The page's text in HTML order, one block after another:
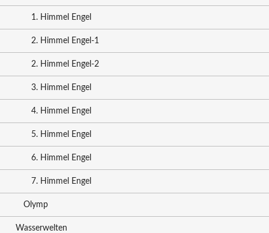
1. Himmel Engel
2. Himmel Engel-1
2. Himmel Engel-2
3. Himmel Engel
4. Himmel Engel
5. Himmel Engel
6. Himmel Engel
7. Himmel Engel
Olymp
Wasserwelten